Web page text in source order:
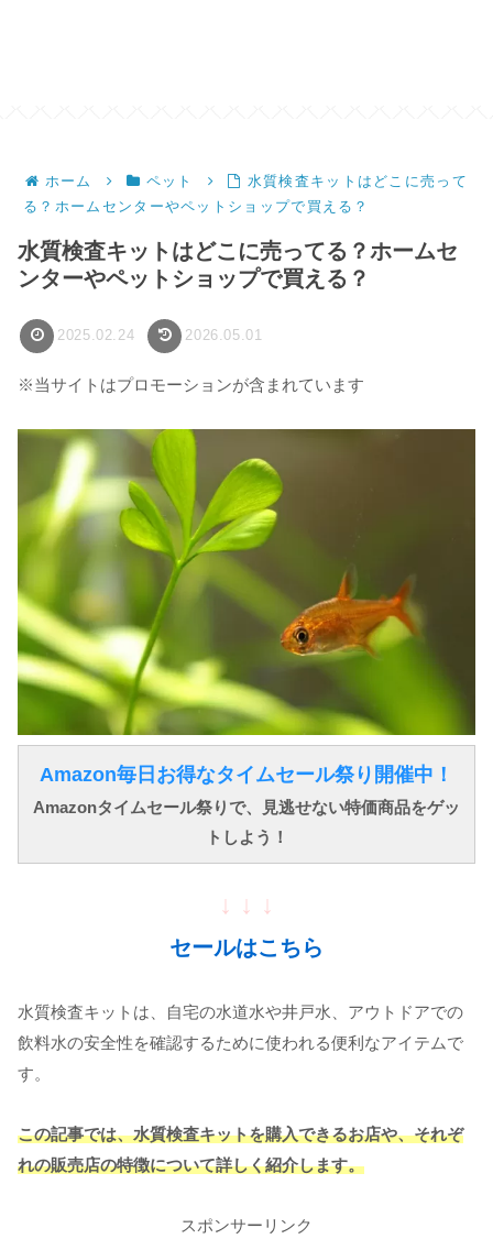
ホーム ペット
水質検査キットはどこに売って
る？ホームセンターやペットショップで買える？
水質検査キットはどこに売ってる？ホームセ
ンターやペットショップで買える？
2025.02.24 2026.05.01
※当サイトはプロモーションが含まれています
Amazon毎日お得なタイムセール祭り開催中！
Amazonタイムセール祭りで、見逃せない特価商品をゲッ
トしよう！
↓ ↓ ↓
セールはこちら
水質検査キットは、自宅の水道水や井戸水、アウトドアでの
飲料水の安全性を確認するために使われる便利なアイテムで
す。
この記事では、水質検査キットを購入できるお店や、それぞ
れの販売店の特徴について詳しく紹介します。
スポンサーリンク